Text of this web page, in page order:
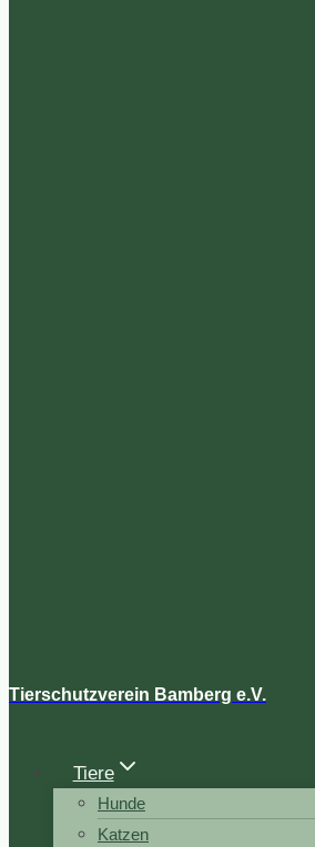
Tierschutzverein Bamberg e.V.
Tiere
Hunde
Katzen